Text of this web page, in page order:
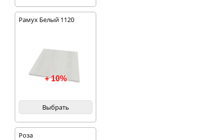
Рамух Белый 1120
+ 10%
Выбрать
Роза